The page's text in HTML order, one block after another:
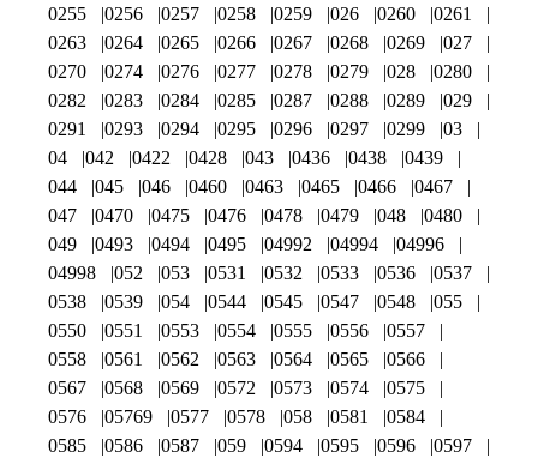
0255 0256 0257 0258 0259 026 0260
0261
0263
0264 0265 0266 0267 0268 0269
027
0270
0274 0276 0277 0278 0279 028
0280
0282
0283 0284 0285 0287 0288 0289
029
0291
0293 0294 0295 0296 0297 0299
03
04
042 0422 0428 043 0436 0438
0439
044
045 046 0460 0463 0465 0466
0467
047
0470 0475 0476 0478 0479 048
0480
049
0493 0494 0495 04992 04994
04996
04998
052 053 0531 0532 0533 0536
0537
0538
0539 054 0544 0545 0547 0548
055
0550
0551 0553 0554 0555 0556
0557
0558
0561 0562 0563 0564 0565
0566
0567
0568 0569 0572 0573 0574
0575
0576
05769 0577 0578 058 0581
0584
0585
0586 0587 059 0594 0595 0596
0597